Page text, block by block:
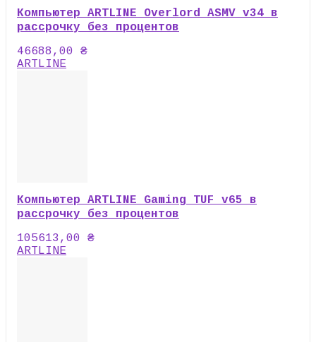
Компьютер ARTLINE Overlord ASMV v34 в
рассрочку без процентов
46688,00 ₴
ARTLINE
Компьютер ARTLINE Gaming TUF v65 в
рассрочку без процентов
105613,00 ₴
ARTLINE